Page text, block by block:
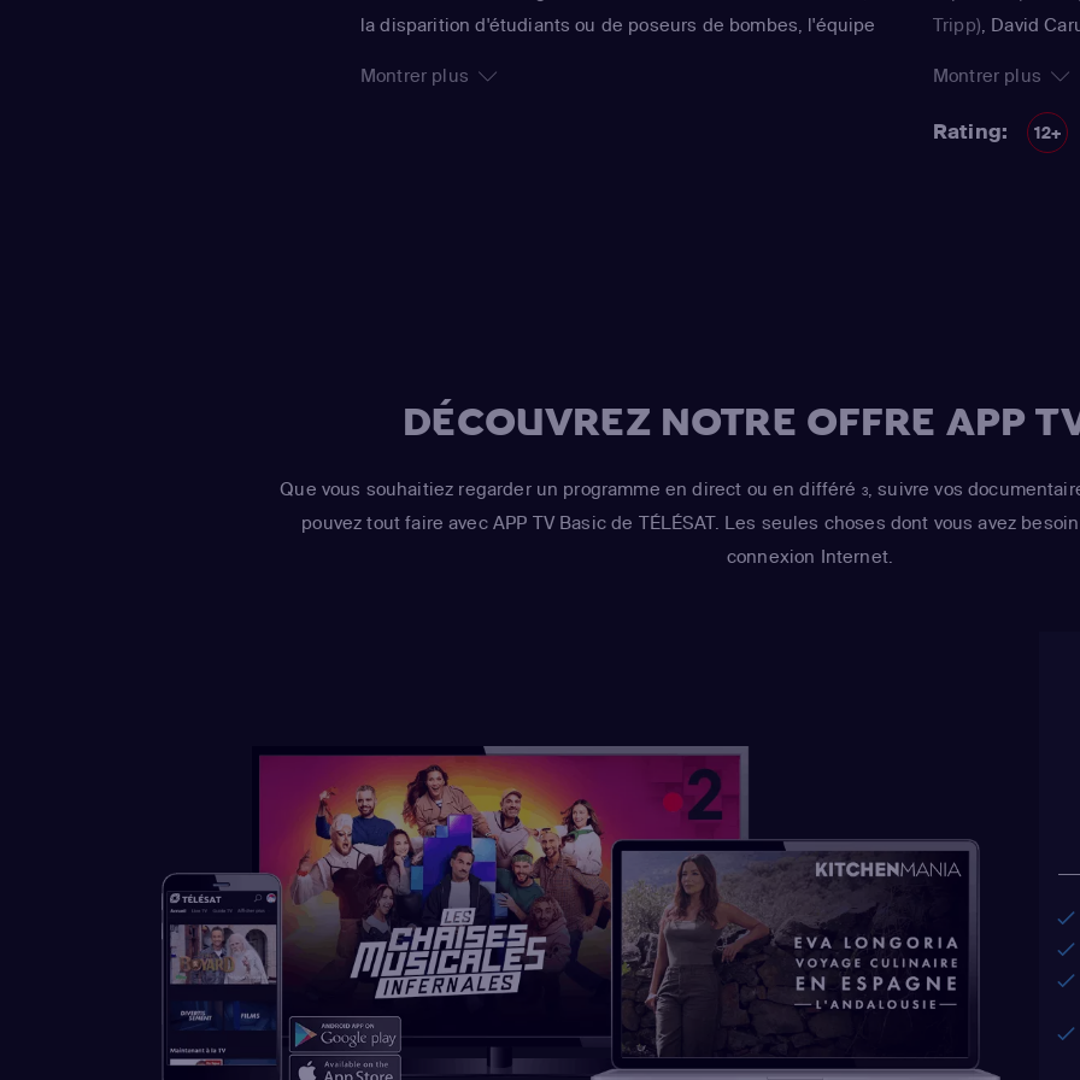
la disparition d'étudiants ou de poseurs de bombes, l'équipe
saisons, cette efficace série a reçu un Emmy Award en 2003.
Montrer plus
Tripp), David
Simmons)
Salas),Khandi
docteur Alexx
Robert Parks-
Montrer plus
Rating: 12+
DÉCOUVREZ NOTRE OFFRE APP
Que vous souhaitiez regarder un programme en direct ou en différé 3, suivre vos
pouvez tout faire avec APP TV Basic de TÉLÉSAT. Les seules choses dont vous avez
connexion Internet.